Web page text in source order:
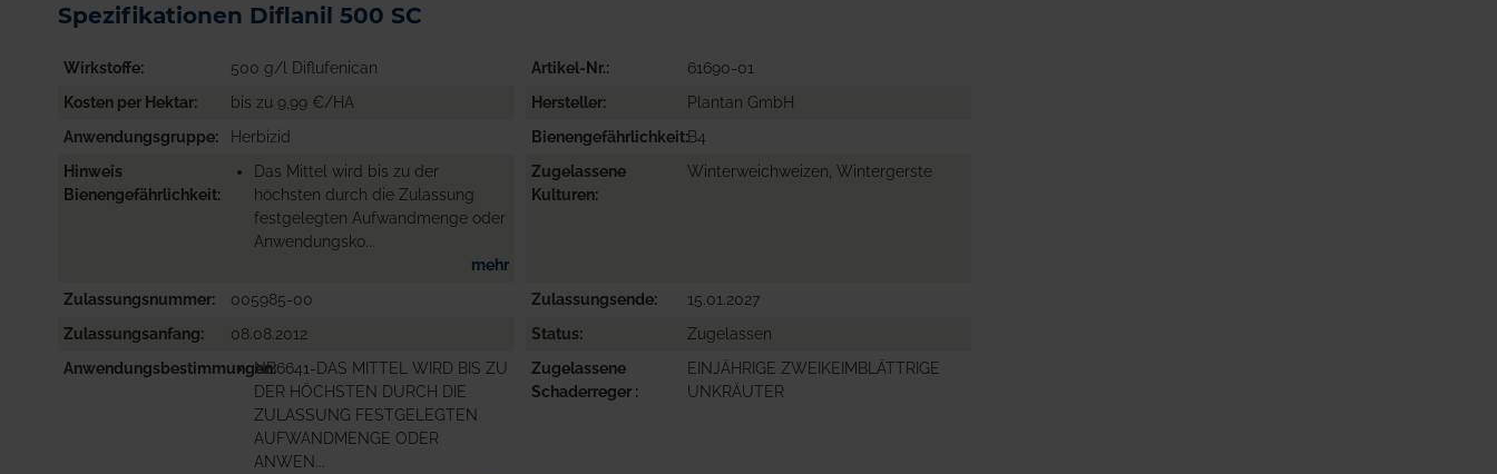
Spezifikationen Diflanil 500 SC
Wirkstoffe 500 g/l Diflufenican Artikel-Nr.
61690-01
Kosten per Hektar
bis zu 9,99 €/HA Hersteller
Plantan GmbH
Anwendungsgruppe
Herbizid BienengefährlichkeitB4
Hinweis
Bienengefährlichkeit
Das Mittel wird bis zu der
höchsten durch die Zulassung
festgelegten Aufwandmenge oder
Anwendungsko...
mehr
Zugelassene
Kulturen
Winterweichweizen, Wintergerste
Zulassungsnummer 005985-00 Zulassungsende
15.01.2027
Zulassungsanfang
08.08.2012 Status
Zugelassen
AnwendungsbestimmungenNB6641-DAS MITTEL WIRD BIS ZU
DER HÖCHSTEN DURCH DIE
ZULASSUNG FESTGELEGTEN
AUFWANDMENGE ODER
ANWEN...
Zugelassene
Schaderreger
EINJÄHRIGE ZWEIKEIMBLÄTTRIGE
UNKRÄUTER